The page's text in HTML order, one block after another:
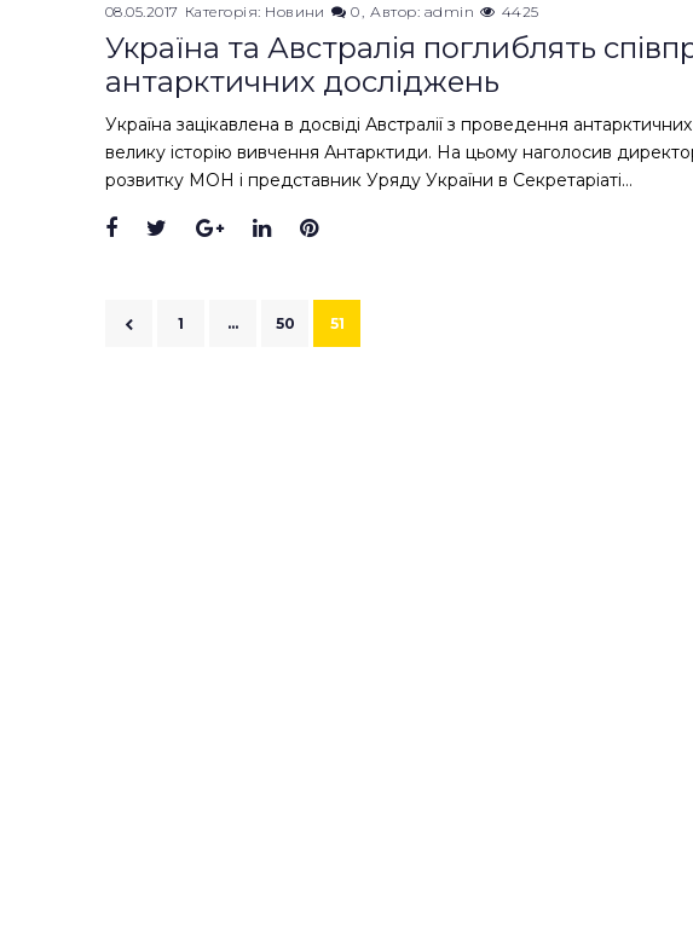
08.05.2017 Категорія: Новини 0 Автор: admin 4425
Україна та Австралія поглиблять
антарктичних досліджень
Україна зацікавлена в досвіді Австралії з проведення
велику історію вивчення Антарктиди. На цьому наголосив
розвитку МОН і представник Уряду України в Секретаріаті…
Facebook
TwitterGoogle+
LinkedInPinterest
Навігація
1 … 50 51